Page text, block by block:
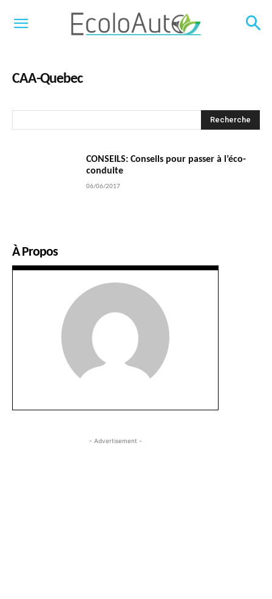
CAA-Quebec
Recherche
CONSEILS: Conseils pour passer à l’éco-
conduite
06/06/2017
À Propos
- Advertisement -